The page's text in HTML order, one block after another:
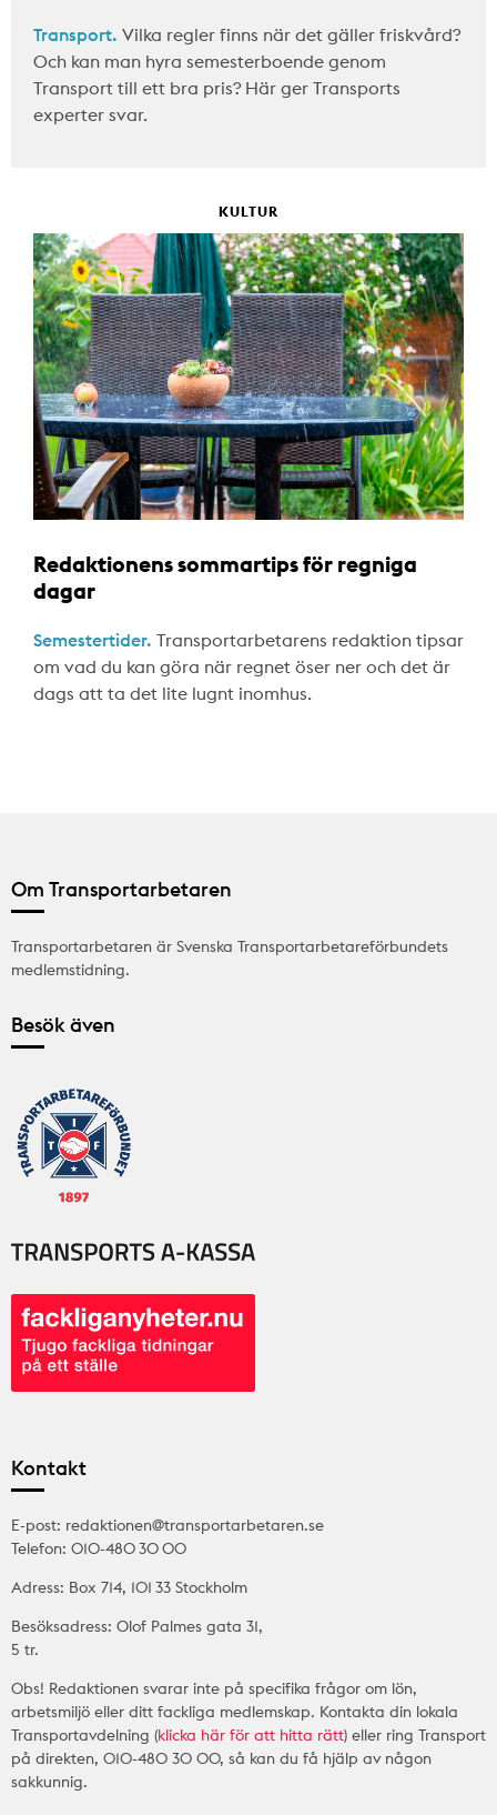
Transport. Vilka regler finns när det gäller friskvård?
Och kan man hyra semesterboende genom
Transport till ett bra pris? Här ger Transports
experter svar.
KULTUR
Redaktionens sommartips för regniga
dagar
Semestertider. Transportarbetarens redaktion tipsar
om vad du kan göra när regnet öser ner och det är
dags att ta det lite lugnt inomhus.
Om Transportarbetaren
Transportarbetaren är Svenska Transportarbetareförbundets
medlemstidning.
Besök även
Kontakt
E-post: redaktionen@transportarbetaren.se
Telefon: 010-480 30 00
Adress: Box 714, 101 33 Stockholm
Besöksadress: Olof Palmes gata 31,
5 tr.
Obs! Redaktionen svarar inte på specifika frågor om lön,
arbetsmiljö eller ditt fackliga medlemskap. Kontakta din lokala
Transportavdelning (klicka här för att hitta rätt) eller ring Transport
på direkten, 010-480 30 00, så kan du få hjälp av någon
sakkunnig.